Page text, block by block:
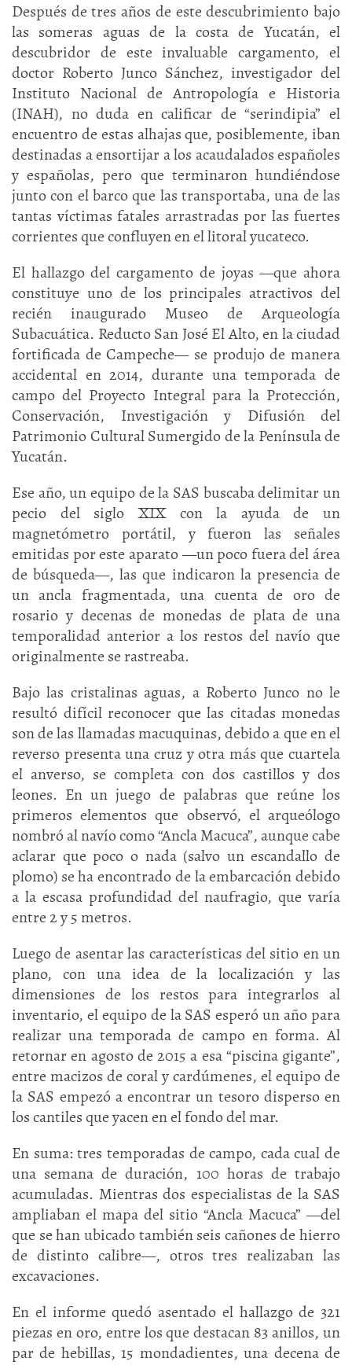
Después de tres años de este descubrimiento bajo
las someras aguas de la costa de Yucatán, el
descubridor de este invaluable cargamento, el
doctor Roberto Junco Sánchez, investigador del
Instituto Nacional de Antropología e Historia
(INAH), no duda en calificar de “serindipia” el
encuentro de estas alhajas que, posiblemente, iban
destinadas a ensortijar a los acaudalados españoles
y españolas, pero que terminaron hundiéndose
junto con el barco que las transportaba, una de las
tantas víctimas fatales arrastradas por las fuertes
corrientes que confluyen en el litoral yucateco.
El hallazgo del cargamento de joyas —que ahora
constituye uno de los principales atractivos del
recién inaugurado Museo de Arqueología
Subacuática. Reducto San José El Alto, en la ciudad
fortificada de Campeche— se produjo de manera
accidental en 2014, durante una temporada de
campo del Proyecto Integral para la Protección,
Conservación, Investigación y Difusión del
Patrimonio Cultural Sumergido de la Península de
Yucatán.
Ese año, un equipo de la SAS buscaba delimitar un
pecio del siglo XIX con la ayuda de un
magnetómetro portátil, y fueron las señales
emitidas por este aparato —un poco fuera del área
de búsqueda—, las que indicaron la presencia de
un ancla fragmentada, una cuenta de oro de
rosario y decenas de monedas de plata de una
temporalidad anterior a los restos del navío que
originalmente se rastreaba.
Bajo las cristalinas aguas, a Roberto Junco no le
resultó difícil reconocer que las citadas monedas
son de las llamadas macuquinas, debido a que en el
reverso presenta una cruz y otra más que cuartela
el anverso, se completa con dos castillos y dos
leones. En un juego de palabras que reúne los
primeros elementos que observó, el arqueólogo
nombró al navío como “Ancla Macuca”, aunque cabe
aclarar que poco o nada (salvo un escandallo de
plomo) se ha encontrado de la embarcación debido
a la escasa profundidad del naufragio, que varía
entre 2 y 5 metros.
Luego de asentar las características del sitio en un
plano, con una idea de la localización y las
dimensiones de los restos para integrarlos al
inventario, el equipo de la SAS esperó un año para
realizar una temporada de campo en forma. Al
retornar en agosto de 2015 a esa “piscina gigante”,
entre macizos de coral y cardúmenes, el equipo de
la SAS empezó a encontrar un tesoro disperso en
los cantiles que yacen en el fondo del mar.
En suma: tres temporadas de campo, cada cual de
una semana de duración, 100 horas de trabajo
acumuladas. Mientras dos especialistas de la SAS
ampliaban el mapa del sitio “Ancla Macuca” —del
que se han ubicado también seis cañones de hierro
de distinto calibre—, otros tres realizaban las
excavaciones.
En el informe quedó asentado el hallazgo de 321
piezas en oro, entre los que destacan 83 anillos, un
par de hebillas, 15 mondadientes, una decena de